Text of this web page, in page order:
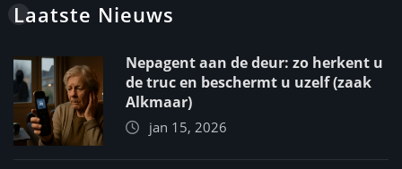
Laatste Nieuws
Nepagent aan de deur: zo herkent u
de truc en beschermt u uzelf (zaak
Alkmaar)
jan 15, 2026